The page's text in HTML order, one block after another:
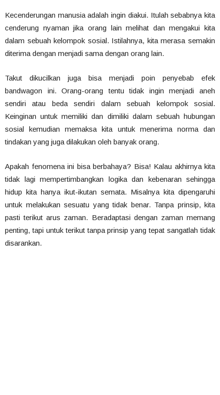
Kecenderungan manusia adalah ingin diakui. Itulah sebabnya kita
cenderung nyaman jika orang lain melihat dan mengakui kita
dalam sebuah kelompok sosial. Istilahnya, kita merasa semakin
diterima dengan menjadi sama dengan orang lain.
Takut dikucilkan juga bisa menjadi poin penyebab efek
bandwagon ini. Orang-orang tentu tidak ingin menjadi aneh
sendiri atau beda sendiri dalam sebuah kelompok sosial.
Keinginan untuk memiliki dan dimiliki dalam sebuah hubungan
sosial kemudian memaksa kita untuk menerima norma dan
tindakan yang juga dilakukan oleh banyak orang.
Apakah fenomena ini bisa berbahaya? Bisa! Kalau akhirnya kita
tidak lagi mempertimbangkan logika dan kebenaran sehingga
hidup kita hanya ikut-ikutan semata. Misalnya kita dipengaruhi
untuk melakukan sesuatu yang tidak benar. Tanpa prinsip, kita
pasti terikut arus zaman. Beradaptasi dengan zaman memang
penting, tapi untuk terikut tanpa prinsip yang tepat sangatlah tidak
disarankan.